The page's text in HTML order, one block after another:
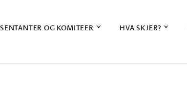
OG KOMITEER HVA SKJER?